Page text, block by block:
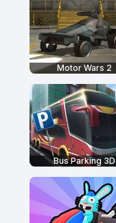
Motor Wars 2
Bus Parking 3D